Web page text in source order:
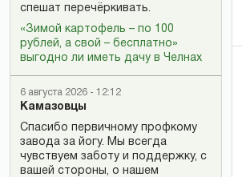
спешат перечёркивать.
«Зимой картофель – по 100
рублей, а свой – бесплатно»
выгодно ли иметь дачу в Челнах
6 августа 2026 - 12:12
Камазовцы
Спасибо первичному профкому
завода за йогу. Мы всегда
чувствуем заботу и поддержку, с
вашей стороны, о нашем